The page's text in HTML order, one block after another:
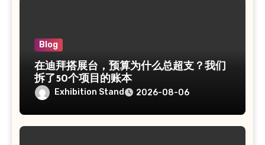
Blog
在迪拜搭展台，预算为什么总超支？我们
拆了50个项目的账本
Exhibition Stand 2026-08-06